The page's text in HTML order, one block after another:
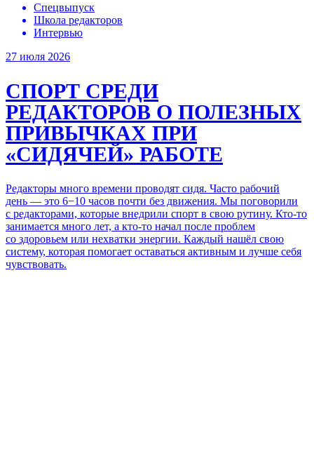
Спецвыпуск
Школа редакторов
Интервью
27 июля 2026
СПОРТ СРЕДИ
РЕДАКТОРОВ О ПОЛЕЗНЫХ
ПРИВЫЧКАХ ПРИ
«СИДЯЧЕЙ» РАБОТЕ
Редакторы много времени проводят сидя. Часто рабочий
день — это 6−10 часов почти без движения. Мы поговорили
с редакторами, которые внедрили спорт в свою рутину. Кто-то
занимается много лет, а кто-то начал после проблем
со здоровьем или нехватки энергии. Каждый нашёл свою
систему, которая помогает оставаться активным и лучше себя
чувствовать.